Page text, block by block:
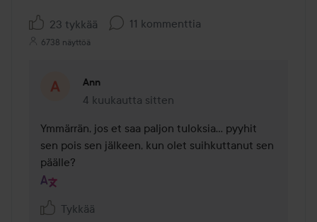
23 tykkää 11 kommenttia
6738 näyttöä
Ann
4 kuukautta sitten
Kommentti lisättiin 4 kuukautta sitten
Ymmärrän, jos et saa paljon tuloksia... pyyhit
sen pois sen jälkeen, kun olet suihkuttanut sen
päälle?
Tykkää